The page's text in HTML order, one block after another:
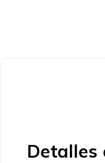
Detalles